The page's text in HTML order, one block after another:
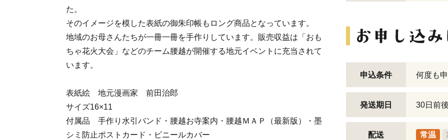
た。
そのイメージを模した表紙の御朱印帳もロング商品となっています。
地域のお母さんたちが一冊一冊を手作りしています。販売収益は「おも
ちゃ花火大会」などのチーム腰越が開催する地元イベントに充当されて
います。
表紙絵 地元漫画家 前田治郎
サイズ16×11
付属品 手作り水引バンド・腰越お寺案内・腰越ＭＡＰ（最新版）・墨
シミ防止ポストカード・ビニールカバー
申込条件 何度も
発送期日 30日前後
配送 常温